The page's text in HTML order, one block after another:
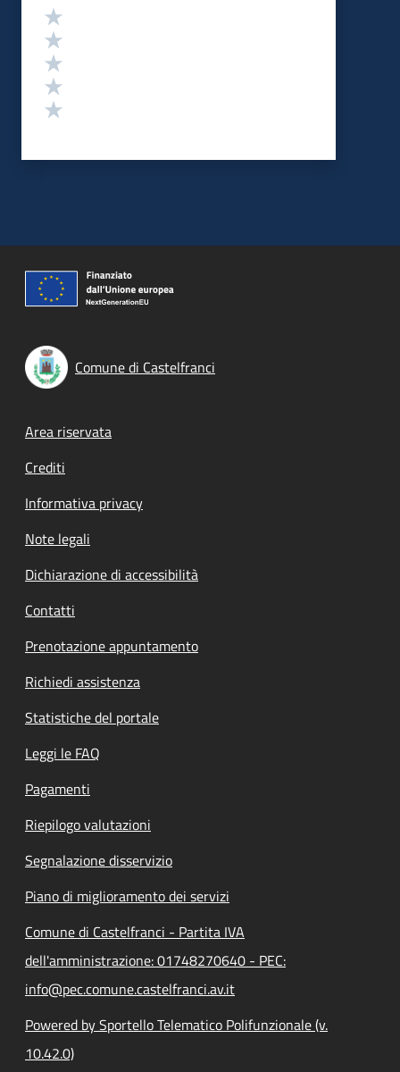
Valutazione
Comune di Castelfranci
Footer menu
Area riservata
Crediti
Informativa privacy
Note legali
Dichiarazione di accessibilità
Contatti
Prenotazione appuntamento
Richiedi assistenza
Statistiche del portale
Leggi le FAQ
Pagamenti
Riepilogo valutazioni
Segnalazione disservizio
Piano di miglioramento dei servizi
Comune di Castelfranci - Partita IVA
dell'amministrazione: 01748270640 - PEC:
info@pec.comune.castelfranci.av.it
Powered by Sportello Telematico Polifunzionale (v.
10.42.0)